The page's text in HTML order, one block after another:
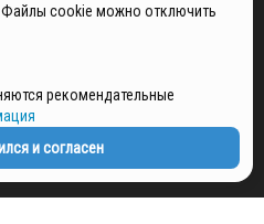
. Файлы cookie можно отключить
рекомендательные
и согласен